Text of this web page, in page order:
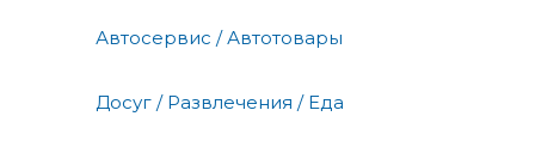
Автосервис / Автотовары
Досуг / Развлечения / Еда